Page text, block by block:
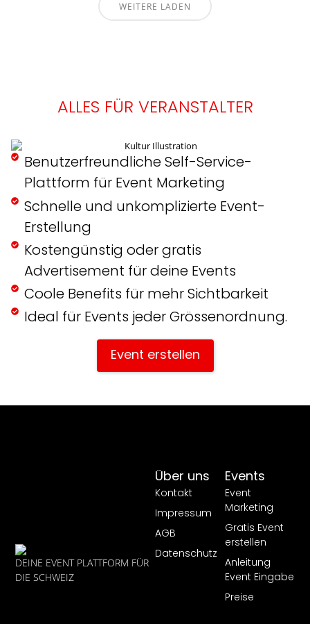
WEITERE LADEN
ALLES FÜR VERANSTALTER
Benutzerfreundliche Self-Service-
Plattform für Event Marketing
Schnelle und unkomplizierte Event-
Erstellung
Kostengünstig oder gratis
Advertisement für deine Events
Coole Benefits für mehr Sichtbarkeit
Ideal für Events jeder Grössenordnung.
Event erstellen
DEINE EVENT PLATTFORM FÜR
DIE SCHWEIZ
Events
Event
Marketing
Gratis Event
erstellen
Anleitung
Event Eingabe
Preise
Über uns
Kontakt
Impressum
AGB
Datenschutz